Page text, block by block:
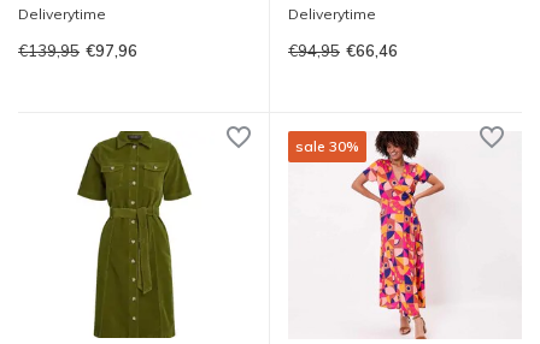
Deliverytime
€139,95 €97,96
Deliverytime
€94,95 €66,46
sale 30%